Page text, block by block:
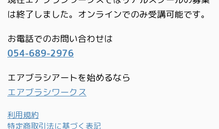
は終了しました。オンラインでのみ受講可能です。
お電話でのお問い合わせは
054-689-2976
エアブラシアートを始めるなら
エアブラシワークス
利用規約
特定商取引法に基づく表記